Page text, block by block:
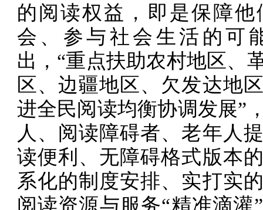
的阅读权益，即是保障
会、参与社会生活的可
出，“重点扶助农村地区、
区、边疆地区、欠发达地
进全民阅读均衡协调发展”
人、阅读障碍者、老年人
读便利、无障碍格式版本
系化的制度安排、实打实
阅读资源与服务“精准滴灌